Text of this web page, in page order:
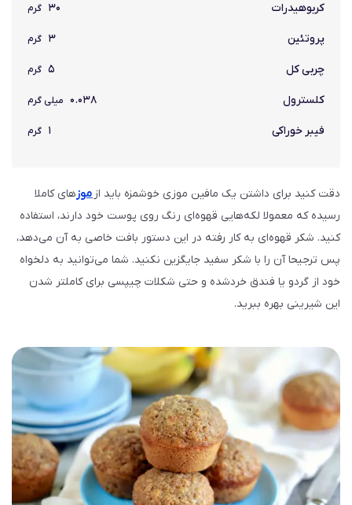
کربوهیدرات ۳۰ گرم
پروتئین ۳ گرم
چربی کل ۵ گرم
کلسترول ۰.۰۳۸ میلی گرم
فیبر خوراکی ۱ گرم
دقت کنید برای داشتن یک مافین موزی خوشمزه باید ازموزهای کاملا
رسیده که معمولا لکه‌هایی قهوه‌ای رنگ روی پوست خود دارند، استفاده
کنید. شکر قهوه‌ای به کار رفته در این دستور بافت خاصی به آن می‌دهد،
پس ترجیحا آن را با شکر سفید جایگزین نکنید. شما می‌توانید به دلخواه
خود از گردو یا فندق خردشده و حتی شکلات چیپسی برای کاملتر شدن
این شیرینی بهره ببرید.